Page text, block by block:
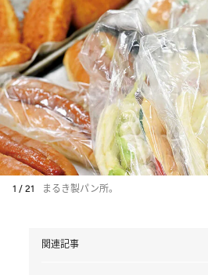
1 / 21 まるき製パン所。
関連記事